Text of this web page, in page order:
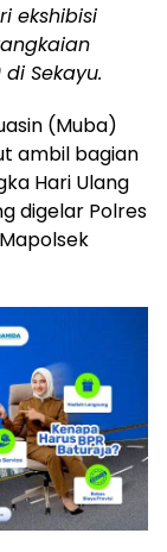
ekshibisi
Sekayu.
(Muba)
ambil bagian
Hari Ulang
digelar Polres